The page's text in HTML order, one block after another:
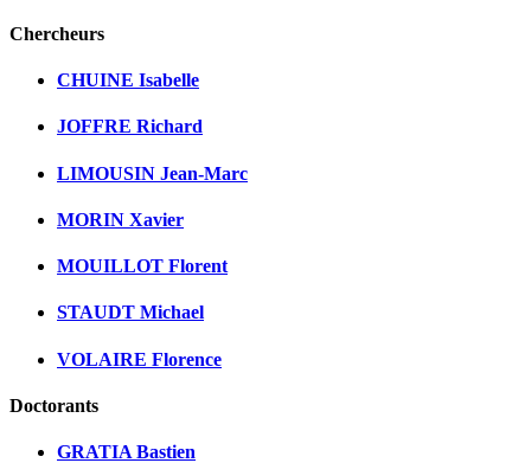
Chercheurs
CHUINE Isabelle
JOFFRE Richard
LIMOUSIN Jean-Marc
MORIN Xavier
MOUILLOT Florent
STAUDT Michael
VOLAIRE Florence
Doctorants
GRATIA Bastien